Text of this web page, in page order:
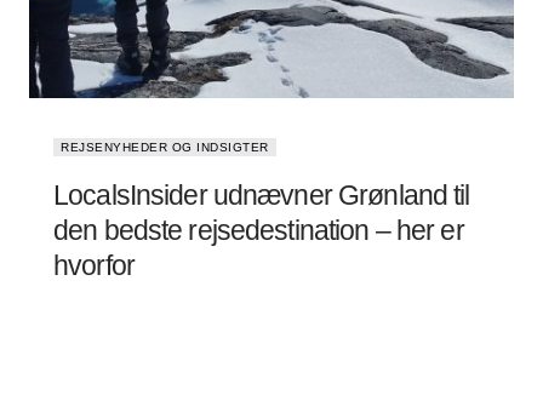
REJSENYHEDER OG INDSIGTER
LocalsInsider udnævner Grønland til
den bedste rejsedestination – her er
hvorfor